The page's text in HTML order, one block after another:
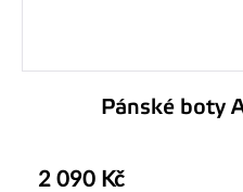
Pánské boty
2 090 Kč